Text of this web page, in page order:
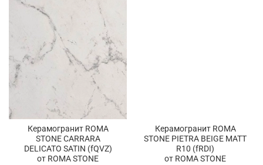
Керамогранит ROMA
STONE CARRARA
DELICATO SATIN (fQVZ)
от ROMA STONE
Керамогранит ROMA
STONE PIETRA BEIGE MATT
R10 (fRDI)
от ROMA STONE